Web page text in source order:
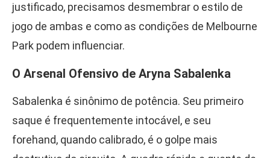
justificado, precisamos desmembrar o estilo de
jogo de ambas e como as condições de Melbourne
Park podem influenciar.
O Arsenal Ofensivo de Aryna Sabalenka
Sabalenka é sinônimo de potência. Seu primeiro
saque é frequentemente intocável, e seu
forehand, quando calibrado, é o golpe mais